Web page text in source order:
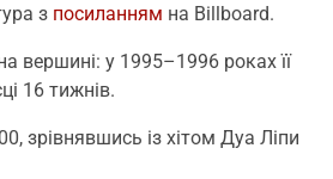
з посиланням на Billboard.
вершині: у 1995–1996 роках її
16 тижнів.
зрівнявшись із хітом Дуа Ліпи